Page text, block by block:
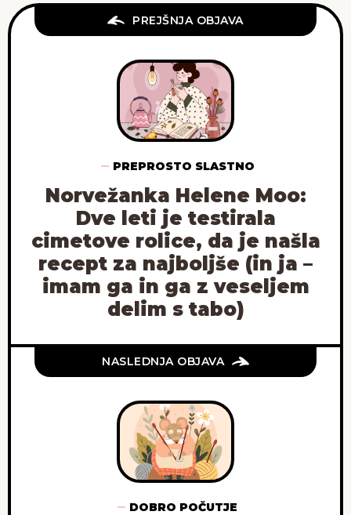
PREJŠNJA OBJAVA
PREPROSTO SLASTNO
Norvežanka Helene Moo:
Dve leti je testirala
cimetove rolice, da je našla
recept za najboljše (in ja –
imam ga in ga z veseljem
delim s tabo)
NASLEDNJA OBJAVA
DOBRO POČUTJE